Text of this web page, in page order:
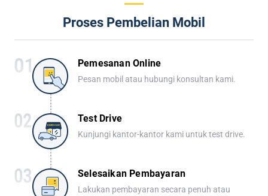
Proses Pembelian Mobil
Pemesanan Online
Pesan mobil atau hubungi konsultan kami.
Test Drive
Kunjungi kantor-kantor kami untuk test drive.
Selesaikan Pembayaran
Lakukan pembayaran secara penuh atau